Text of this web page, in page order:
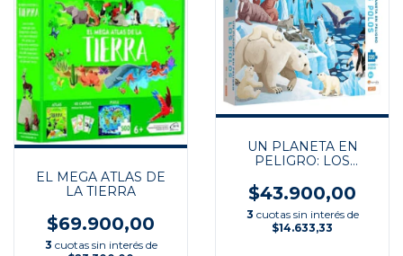
EL MEGA ATLAS DE
LA TIERRA
$69.900,00
3 cuotas sin interés de
UN PLANETA EN
PELIGRO: LOS
$43.900,00
3 cuotas sin interés de
$14.633,33